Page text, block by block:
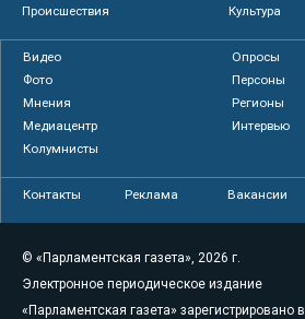
Происшествия
Культура
Видео
Опросы
Фото
Персоны
Мнения
Регионы
Медиацентр
Интервью
Колумнисты
Контакты Реклама Вакансии
© «Парламентская газета», 2026 г.
Электронное периодическое издание
«Парламентская газета» зарегистрировано в